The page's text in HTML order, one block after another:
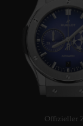
Offizieller